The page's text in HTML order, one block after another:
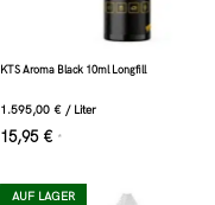
KTS Aroma Black 10ml Longfill
1.595,00 € / Liter
15,95 € *
AUF LAGER